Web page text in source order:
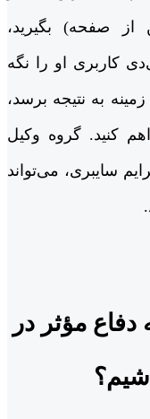
از صفحه) بگیرید،
کاربری او را نگه
به نتیجه برسد،
کنید. گروه وکیل
سایبری، می‌تواند
مؤثر در